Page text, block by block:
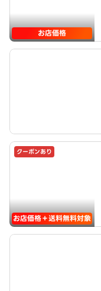
お店価格
クーポンあり
お店価格＋送料無料対象